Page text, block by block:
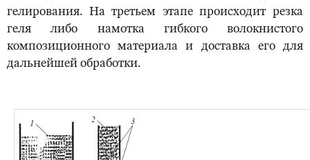
гелирования. На третьем этапе происходит резка
геля либо намотка гибкого волокнистого
композиционного материала и доставка его для
дальнейшей обработки.